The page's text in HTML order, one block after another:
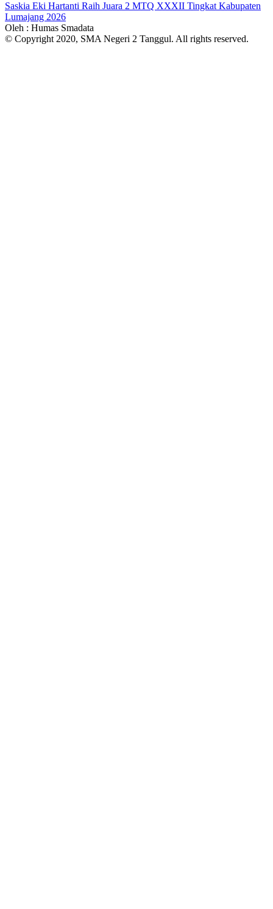
Saskia Eki Hartanti Raih Juara 2 MTQ XXXII Tingkat Kabupaten
Lumajang 2026
Oleh : Humas Smadata
© Copyright 2020, SMA Negeri 2 Tanggul. All rights reserved.